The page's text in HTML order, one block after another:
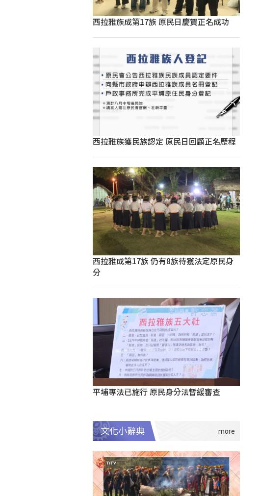
西拉雅族成第17族 原民日慶賀正名成功
西拉雅族獲民族認定 原民日回顧正名歷程
西拉雅成第17族 仍有8族待獲法定原民身
分
平埔專法已施行 原民身分法暫緩審查
文化小辭典